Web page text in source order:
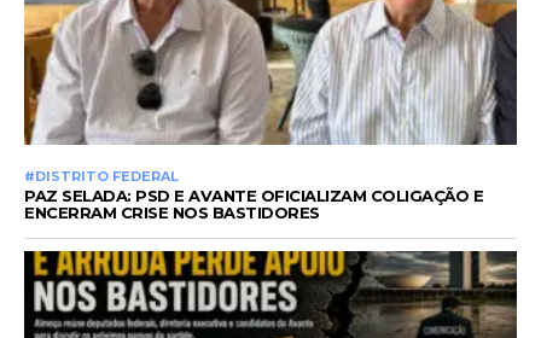
#DISTRITO FEDERAL
PAZ SELADA: PSD E AVANTE OFICIALIZAM COLIGAÇÃO E
ENCERRAM CRISE NOS BASTIDORES